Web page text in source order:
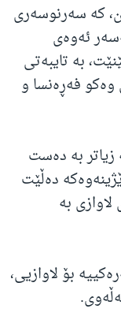
کە سەرنوسەری
ئەوەی
بە تایبەتی
وەکو فەڕەنسا و
زیاتر بە دەست
دەڵێت
لاوازی بە
بۆ لاوازیی،